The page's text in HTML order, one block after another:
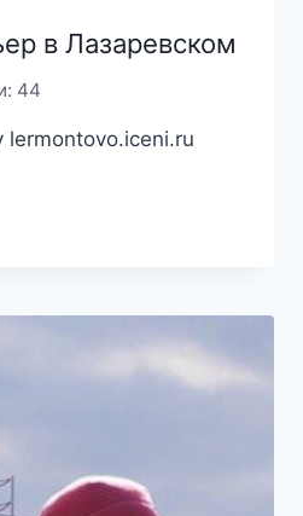
в Лазаревском
44
lermontovo.iceni.ru